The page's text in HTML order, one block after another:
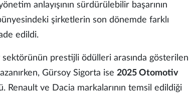
anlayışının sürdürülebilir başarının
şirketlerin son dönemde farklı
edildi.
prestijli ödülleri arasında gösterilen
Gürsoy Sigorta ise 2025 Otomotiv
Renault ve Dacia markalarının temsil edildiği